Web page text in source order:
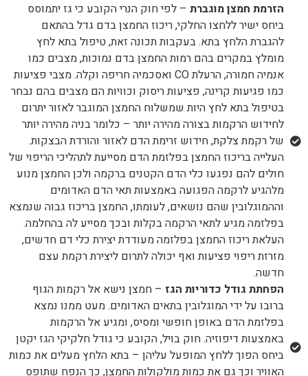
הזרמת חמצן מוגברת – לפי חוק הנרי הקובע כי גז יתמוסס
ביחס ישיר ללחצו החלקי, ריכוז החמצן בדם גדל בהתאם
להגברת הלחץ בתא. בעקבות תכונה זאת, טיפול בתא לחץ
מומלץ במקרים בהם רמות החמצן בדם נמוכות, מצבים כמו
אנמיה חמורה, הרעלת CO ואסכמיה חריפה וקלה. מצבי פציעות
כמו פגיעות קרינה, פציעות ריסוק וכוויות הם מצבים בהם נבחר
בטיפול בתא לחץ היות שמשלוח החמצן המוגבר לאזור יתרום
לחידוש הרקמות בצורה מהירה יותר – כלומר בניה מהירה יותר
של רקמת צלקת, חידוש זרימת הדם לאזור והורדת הבצקות.
העלייה בריכוז החמצן בפלזמת הדם מסייעת לתהליכי הריפוי של
חולים להם נפגעו כלי הדם הקטנים ברקמה ולכן החמצן מנוע
מלהגיע לרקמה הפגועה באמצעות תאי הדם האדומים
וההמוגלובין שהם נושאים, לעומתו, החמצן בריכוז גבוה שנמצא
בפלזמה מגיע לתאי הרקמה בקלות ובכך מסייע לה בהחלמה.
העלאת ריכוז החמצן בפלזמה מעודדת יצירת כלי דם חדשים,
מזרזת ריפוי פציעות ואף יכולה לתרום ליצירת רקמת עצם
חדשה.
הפחתת גודל כדוריות הגז – חמצן נישא אל רקמות הגוף
ברובו על ידי המוגלובין בתאים האדומים. מעט ממנו נמצא
בפלזמת הדם באופן חופשי ומסיס, ומגיע אל הרקמות
באמצעות דיפוזיה. חוק בויל, הקובע כי גודל חלקיקי הגז יקטן
ביחס הפוך ללחץ המופעל עליהן – בתא הלחץ מעלים את כמות
האוויר וכך גם את כמות מולקולות החמצן, כך הנפח שתופס